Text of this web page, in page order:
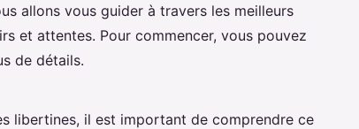
allons vous guider à travers les meilleurs
et attentes. Pour commencer, vous pouvez
de détails.
libertines, il est important de comprendre ce